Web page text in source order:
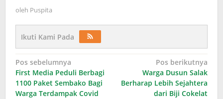
oleh Puspita
Ikuti Kami Pada
Navigasi
pos
Pos sebelumnya
First Media Peduli Berbagi
1100 Paket Sembako Bagi
Warga Terdampak Covid
Pos berikutnya
Warga Dusun Salak
Berharap Lebih Sejahtera
dari Biji Cokelat